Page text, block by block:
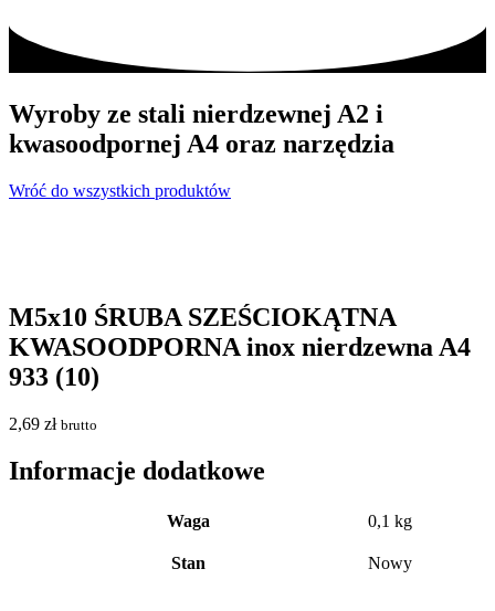
Wyroby ze stali nierdzewnej A2 i
kwasoodpornej A4 oraz narzędzia
Wróć do wszystkich produktów
M5x10 ŚRUBA SZEŚCIOKĄTNA
KWASOODPORNA inox nierdzewna A4
933 (10)
2,69 zł brutto
Informacje dodatkowe
Waga 0,1 kg
Stan Nowy